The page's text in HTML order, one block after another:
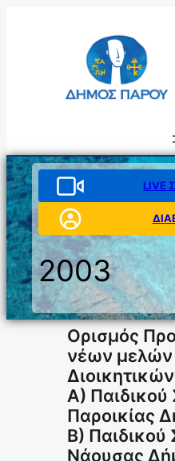
LIVE
2003
Ορισμός
νέων
A) Παιδικού
Παροικίας
B) Παιδικού
Νάουσας